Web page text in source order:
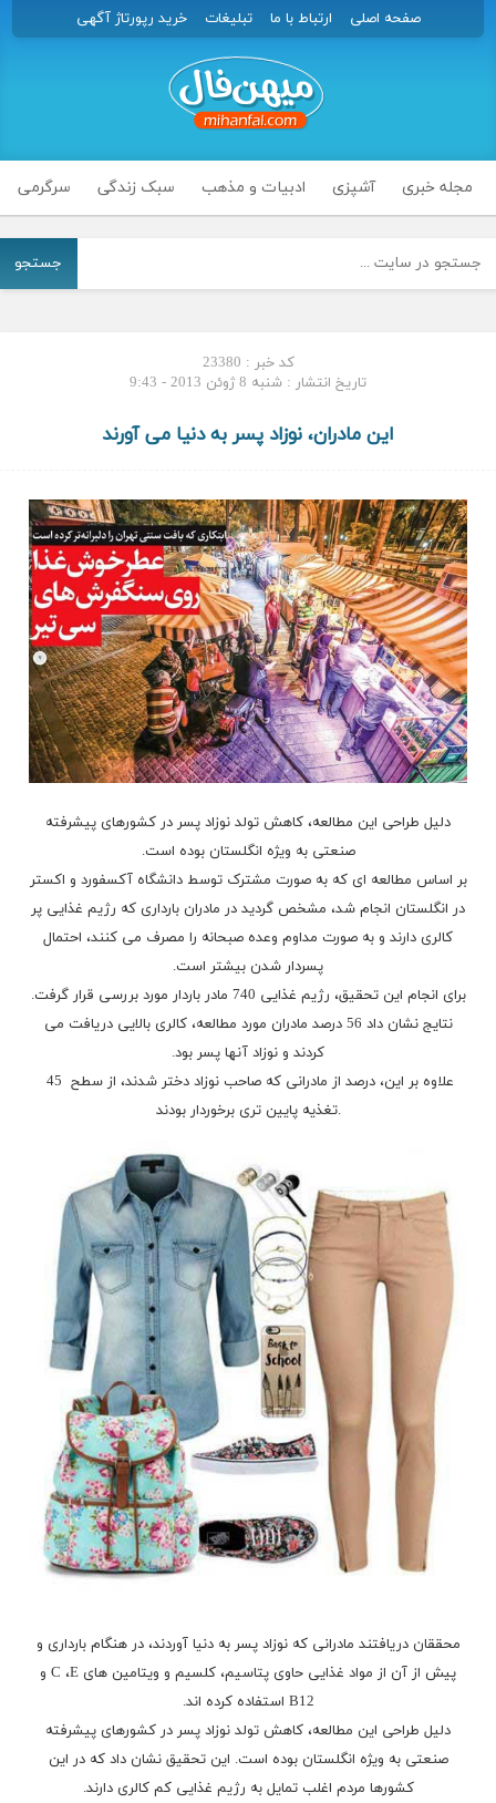
صفحه اصلی ارتباط با ما تبلیغات خرید رپورتاژ آگهی
مجله خبری آشپزی ادبیات و مذهب سبک زندگی سرگرمی
جستجو
کد خبر : 23380
تاریخ انتشار : شنبه 8 ژوئن 2013 - 9:43
این مادران، نوزاد پسر به دنیا می آورند
دلیل طراحی این مطالعه، کاهش تولد نوزاد پسر در کشورهای پیشرفته
صنعتی به ویژه انگلستان بوده است.
بر اساس مطالعه ای که به صورت مشترک توسط دانشگاه آکسفورد و اکستر
در انگلستان انجام شد، مشخص گردید در مادران بارداری که رژیم غذایی پر
کالری دارند و به صورت مداوم وعده صبحانه را مصرف می کنند، احتمال
پسردار شدن بیشتر است.
برای انجام این تحقیق، رژیم غذایی 740 مادر باردار مورد بررسی قرار گرفت.
نتایج نشان داد 56 درصد مادران مورد مطالعه، کالری بالایی دریافت می
کردند و نوزاد آنها پسر بود.
علاوه بر این، ‪ 45 درصد از مادرانی که صاحب نوزاد دختر شدند، از سطح
تغذیه پایین تری برخوردار بودند.
محققان دریافتند مادرانی که نوزاد پسر به دنیا آوردند، در هنگام بارداری و
پیش از آن از مواد غذایی حاوی پتاسیم، کلسیم و ویتامین ‌های C ،E و
B12 استفاده کرده اند.
دلیل طراحی این مطالعه، کاهش تولد نوزاد پسر در کشورهای پیشرفته
صنعتی به ویژه انگلستان بوده است. این تحقیق نشان داد که در این
کشورها مردم اغلب تمایل به رژیم غذایی کم کالری دارند.